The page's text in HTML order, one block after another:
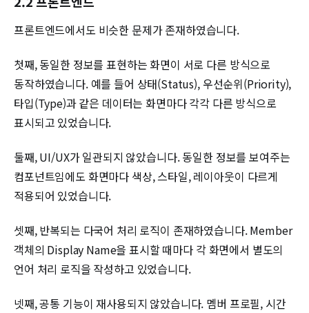
프론트엔드에서도 비슷한 문제가 존재하였습니다.
첫째, 동일한 정보를 표현하는 화면이 서로 다른 방식으로
동작하였습니다. 예를 들어 상태(Status), 우선순위(Priority),
타입(Type)과 같은 데이터는 화면마다 각각 다른 방식으로
표시되고 있었습니다.
둘째, UI/UX가 일관되지 않았습니다. 동일한 정보를 보여주는
컴포넌트임에도 화면마다 색상, 스타일, 레이아웃이 다르게
적용되어 있었습니다.
셋째, 반복되는 다국어 처리 로직이 존재하였습니다. Member
객체의 Display Name을 표시할 때마다 각 화면에서 별도의
언어 처리 로직을 작성하고 있었습니다.
넷째, 공통 기능이 재사용되지 않았습니다. 멤버 프로필, 시간